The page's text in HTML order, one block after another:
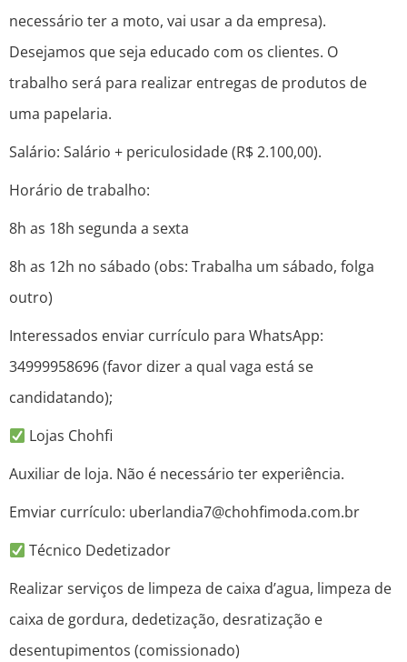
necessário ter a moto, vai usar a da empresa).
Desejamos que seja educado com os clientes. O
trabalho será para realizar entregas de produtos de
uma papelaria.
Salário: Salário + periculosidade (R$ 2.100,00).
Horário de trabalho:
8h as 18h segunda a sexta
8h as 12h no sábado (obs: Trabalha um sábado, folga
outro)
Interessados enviar currículo para WhatsApp:
34999958696 (favor dizer a qual vaga está se
candidatando);
Lojas Chohfi
Auxiliar de loja. Não é necessário ter experiência.
Emviar currículo: uberlandia7@chohfimoda.com.br
Técnico Dedetizador
Realizar serviços de limpeza de caixa d’agua, limpeza de
caixa de gordura, dedetização, desratização e
desentupimentos (comissionado)